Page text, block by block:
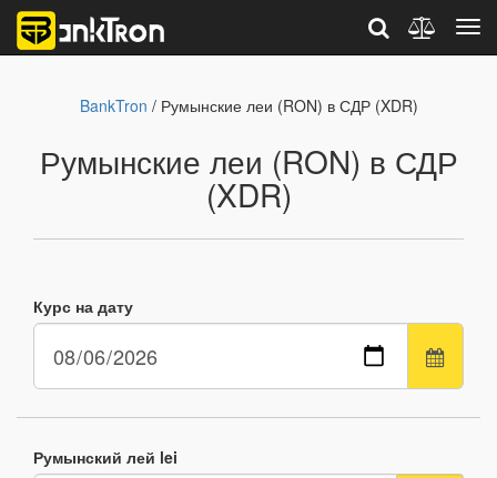
BankTron / Румынские леи (RON) в СДР (XDR)
Румынские леи (RON) в СДР
(XDR)
Курс на дату
Румынский лей lei